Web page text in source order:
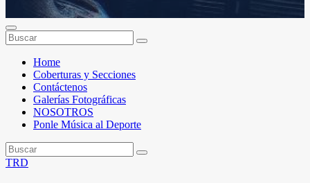
Home
Coberturas y Secciones
Contáctenos
Galerías Fotográficas
NOSOTROS
Ponle Música al Deporte
TRD